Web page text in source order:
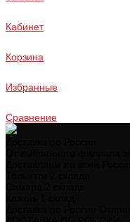
Кабинет
Корзина
Избранные
Сравнение